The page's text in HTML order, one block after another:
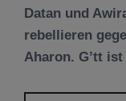
Datan und
rebellieren
Aharon. G’tt